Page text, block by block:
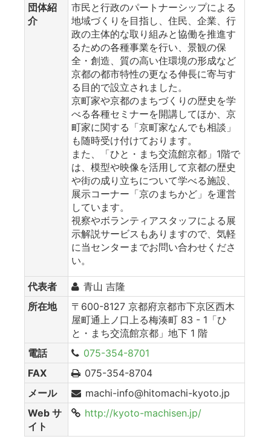
団体紹
介
市民と行政のパートナーシップによる
地域づくりを目指し、住民、企業、行
政の主体的な取り組みと協働を推進す
るための各種事業を行い、景観の保
全・創造、質の高い住環境の形成など
京都の都市特性の更なる伸長に寄与す
る目的で設立されました。
京町家や京都のまちづくりの歴史を学
べる各種セミナーを開講してほか、京
町家に関する「京町家なんでも相談」
も随時受け付けております。
また、「ひと・まち交流館京都」1階で
は、模型や映像を活用して京都の歴史
や街の成り立ちについて学べる施設、
展示コーナー「京のまちかど」を運営
しています。
視察やボランティアスタッフによる展
示解説サービスもありますので、気軽
に当センターまでお問い合わせくださ
い。
代表者
青山 吉隆
所在地
〒600-8127 京都府京都市下京区西木
屋町通上ノ口上る梅湊町 83 - 1「ひ
と・まち交流館京都」地下 1 階
電話
075-354-8701
FAX
075-354-8704
メール
machi-info@hitomachi-kyoto.jp
Web サ
イト
http://kyoto-machisen.jp/